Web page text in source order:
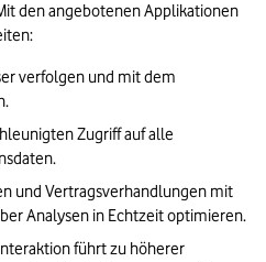
den angebotenen Applikationen
verfolgen und mit dem
Zugriff auf alle
und Vertragsverhandlungen mit
Analysen in Echtzeit optimieren.
führt zu höherer